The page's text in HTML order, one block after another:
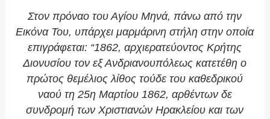
Στον πρόναο του Αγίου Μηνά, πάνω από την
Εικόνα Του, υπάρχει μαρμάρινη στήλη στην οποία
επιγράφεται: “1862, αρχιερατεύοντος Κρήτης
Διονυσίου τον εξ Ανδριανουπόλεως κατετέθη ο
πρώτος θεμέλιος λίθος τούδε του καθεδρικού
ναού τη 25η Μαρτίου 1862, αρθέντων δε
συνδρομή των Χριστιανών Ηρακλείου και των